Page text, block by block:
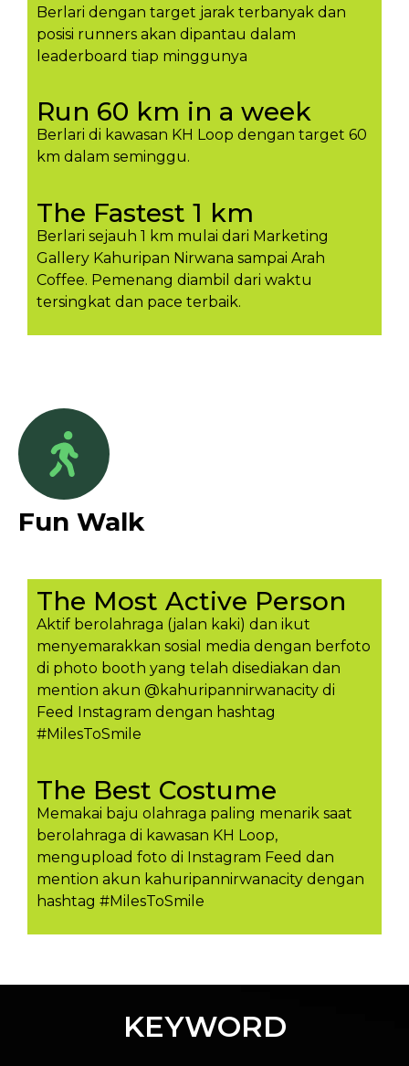
Berlari dengan target jarak terbanyak dan
posisi runners akan dipantau dalam
leaderboard tiap minggunya​
Run 60 km in a week
Berlari di kawasan KH Loop dengan target 60
km dalam seminggu.​
The Fastest 1 km
Berlari sejauh 1 km mulai dari Marketing
Gallery Kahuripan Nirwana sampai Arah
Coffee. Pemenang diambil dari waktu
tersingkat dan pace terbaik.
Fun Walk
The Most Active Person
Aktif berolahraga (jalan kaki) dan ikut
menyemarakkan sosial media dengan berfoto
di photo booth yang telah disediakan dan
mention akun @kahuripannirwanacity di
Feed Instagram dengan hashtag
#MilesToSmile
The Best Costume
Memakai baju olahraga paling menarik saat
berolahraga di kawasan KH Loop,
mengupload foto di Instagram Feed dan
mention akun kahuripannirwanacity dengan
hashtag #MilesToSmil​e
KEYWORD